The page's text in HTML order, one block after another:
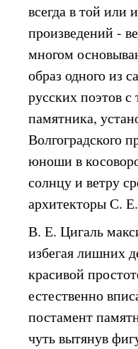
всегда в той или
произведений -
многом
образ одного из
русских поэтов
памятника,
Волгоградского
юноши в
солнцу и ветру
архитекторы С.
В. Е. Цигаль
избегая лишних
красивой
естественно
постамент
чуть вытянув